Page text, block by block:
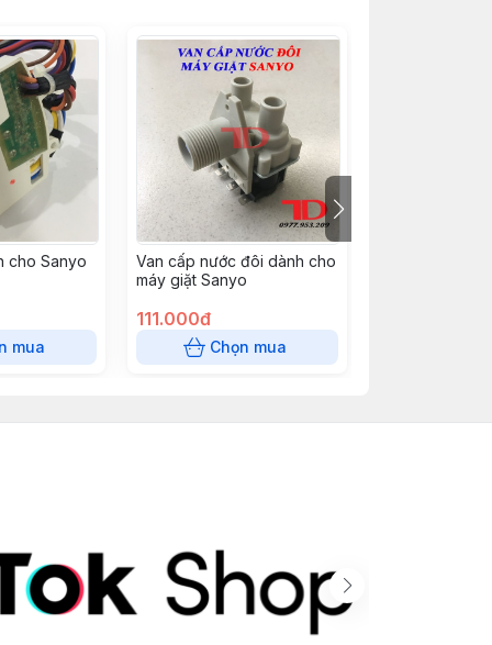
cho Sanyo
mua
Van cấp nước đôi dành cho
máy giặt Sanyo
111.000đ
Chọn mua